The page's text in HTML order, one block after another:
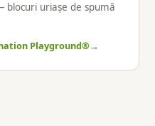
blocuri uriașe de spumă
Playground®